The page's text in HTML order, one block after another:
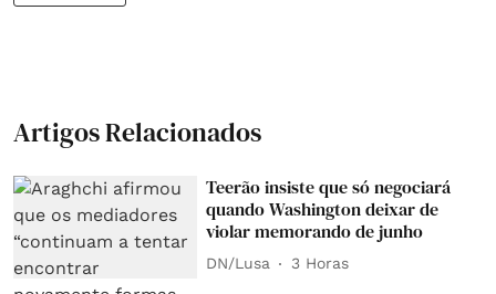
Artigos Relacionados
Teerão insiste que só negociará
quando Washington deixar de
violar memorando de junho
DN/Lusa 3 Horas